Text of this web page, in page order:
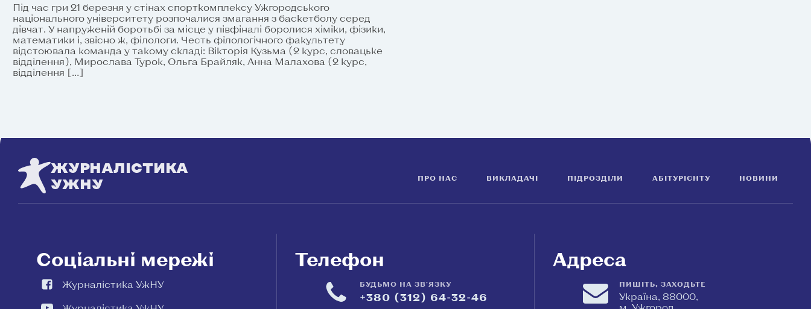
Під час гри 21 березня у стінах спорткомплексу Ужгородського
національного університету розпочалися змагання з баскетболу серед
дівчат. У напруженій боротьбі за місце у півфіналі боролися хіміки, фізики,
математики і, звісно ж, філологи. Честь філологічного факультету
відстоювала команда у такому складі: Вікторія Кузьма (2 курс, словацьке
відділення), Мирослава Турок, Ольга Брайляк, Анна Малахова (2 курс,
відділення […]
ЖУРНАЛІСТИКА
УЖНУ
ПРО НАС ВИКЛАДАЧІ ПІДРОЗДІЛИ АБІТУРІЄНТУ НОВИНИ
Соціальні мережі
Журналістика УжНУ
Телефон
БУДЬМО НА ЗВ'ЯЗКУ
+380 (312) 64-32-46
Адреса
ПИШІТЬ, ЗАХОДЬТЕ
Україна, 88000,